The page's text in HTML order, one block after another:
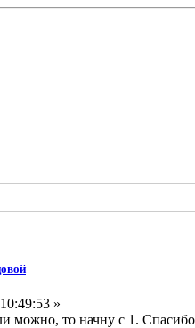
»
можно, то начну с 1.